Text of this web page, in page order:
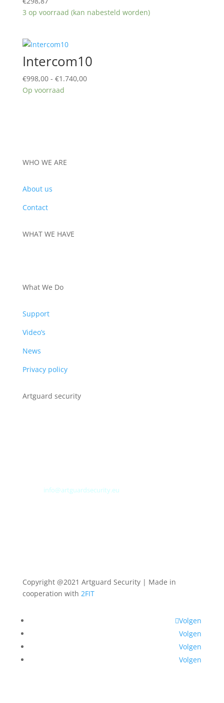
3 op voorraad (kan nabesteld worden)
Intercom10
€998,00 - €1.740,00Prijsklasse:
Op voorraad
WHO WE ARE
About us
Contact
WHAT WE HAVE
What We Do
Support
Video’s
News
Privacy policy
Artguard security
info@artguardsecurity.eu
Copyright @2021 Artguard Security | Made in
cooperation with 2FIT
Volgen
Volgen
Volgen
Volgen